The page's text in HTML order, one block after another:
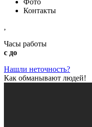
Контакты
,
Часы работы
с до
Нашли неточность?
Как обманывают людей!